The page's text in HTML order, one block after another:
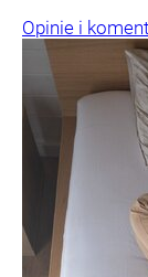
Opinie i